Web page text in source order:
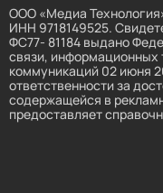
ООО «Медиа
ИНН 9718149525.
ФС77- 81184 выдано
связи, информационных
коммуникаций 02 июня
ответственности за
содержащейся в
предоставляет